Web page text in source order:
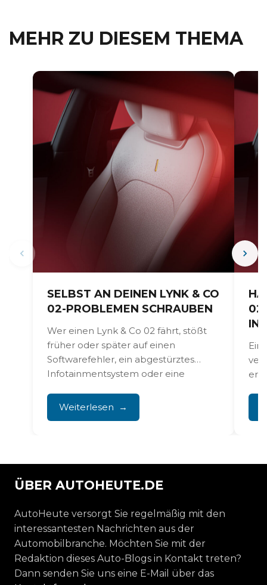
MEHR ZU DIESEM THEMA
SELBST AN DEINEN LYNK & CO
02-PROBLEMEN SCHRAUBEN
Wer einen Lynk & Co 02 fährt, stößt
früher oder später auf einen
Softwarefehler, ein abgestürztes
Infotainmentsystem oder eine
Weiterlesen
02
IN
Ein
ÜBER AUTOHEUTE.DE
AutoHeute versorgt Sie regelmäßig mit den
interessantesten Nachrichten aus der
Automobilbranche. Möchten Sie mit der
Redaktion dieses Auto-Blogs in Kontakt treten?
Dann senden Sie uns eine E-Mail über das